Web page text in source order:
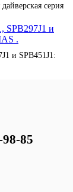
серия
и SPB451J1:
85